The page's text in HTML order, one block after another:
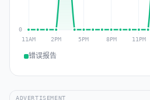
错误报告
ADVERTISEMENT